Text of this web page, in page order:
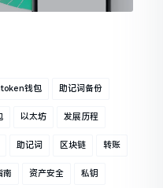
钱包 助记词备份
以太坊 发展历程
助记词 区块链 转账
南 资产安全 私钥